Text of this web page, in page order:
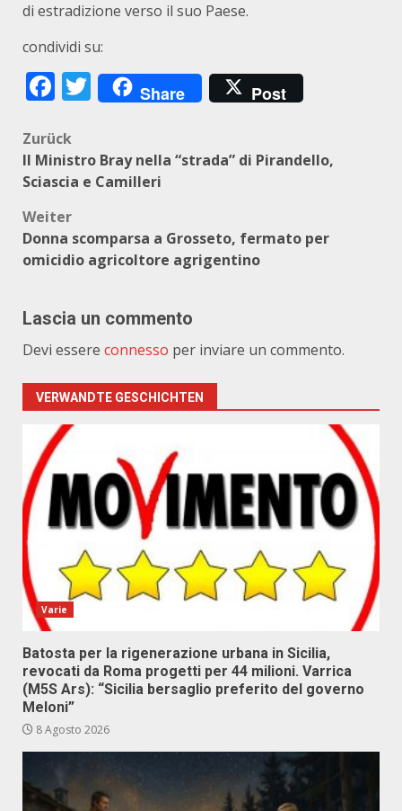
di estradizione verso il suo Paese.
condividi su:
Facebook
Twitter
Share Post
Beitragsnavigation
Zurück
Il Ministro Bray nella “strada” di Pirandello,
Sciascia e Camilleri
Weiter
Donna scomparsa a Grosseto, fermato per
omicidio agricoltore agrigentino
Lascia un commento
Devi essere connesso per inviare un commento.
VERWANDTE GESCHICHTEN
Varie
Batosta per la rigenerazione urbana in Sicilia,
revocati da Roma progetti per 44 milioni. Varrica
(M5S Ars): “Sicilia bersaglio preferito del governo
Meloni”
8 Agosto 2026